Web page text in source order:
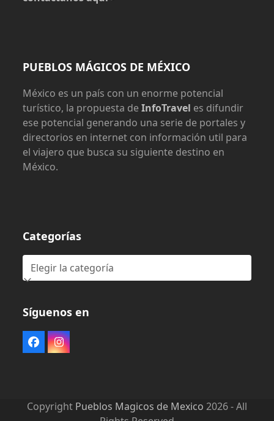
PUEBLOS MÁGICOS DE MÉXICO
México es un país con un enorme potencial
turístico, la propuesta deInfoTravel es difundir
ese potencial generando una serie de portales y
directorios en internet con información util para
el viajero que busca su siguiente destino en
México.
Categorías
Categorías
Síguenos en
FacebookInstagram
Copyright Pueblos Magicos de Mexico 2026 - All